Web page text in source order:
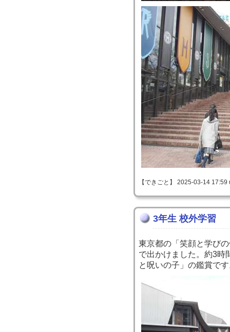
【できごと】 2025-03-14
3年生 校外学習
東京都の「笑顔と学び
で出かけました。約3時
と呪いの子」の鑑賞で